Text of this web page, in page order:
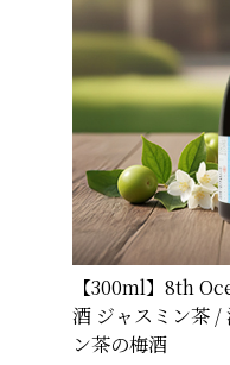
【300ml】8th
酒 ジャスミン茶 /
ン茶の梅酒